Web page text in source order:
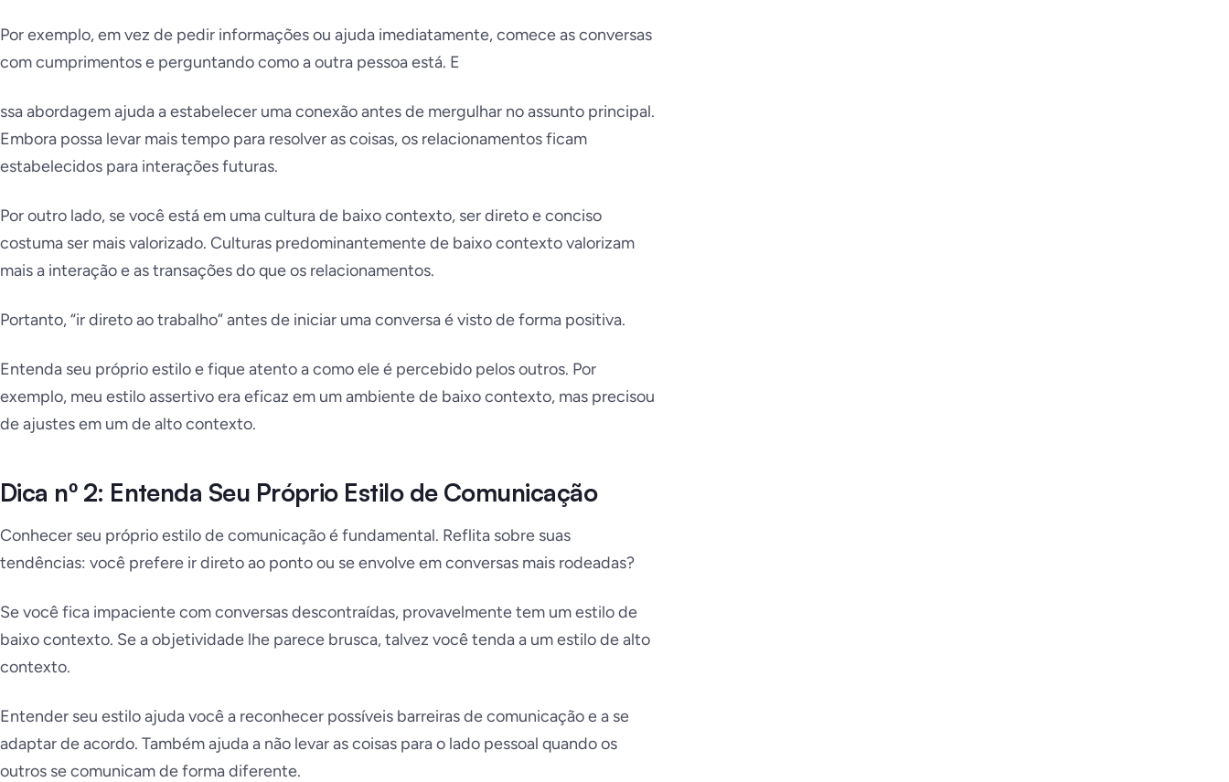
Por exemplo, em vez de pedir informações ou ajuda imediatamente, comece as conversas
com cumprimentos e perguntando como a outra pessoa está. E
ssa abordagem ajuda a estabelecer uma conexão antes de mergulhar no assunto principal.
Embora possa levar mais tempo para resolver as coisas, os relacionamentos ficam
estabelecidos para interações futuras.
Por outro lado, se você está em uma cultura de baixo contexto, ser direto e conciso
costuma ser mais valorizado. Culturas predominantemente de baixo contexto valorizam
mais a interação e as transações do que os relacionamentos.
Portanto, “ir direto ao trabalho” antes de iniciar uma conversa é visto de forma positiva.
Entenda seu próprio estilo e fique atento a como ele é percebido pelos outros. Por
exemplo, meu estilo assertivo era eficaz em um ambiente de baixo contexto, mas precisou
de ajustes em um de alto contexto.
Dica nº 2: Entenda Seu Próprio Estilo de Comunicação
Conhecer seu próprio estilo de comunicação é fundamental. Reflita sobre suas
tendências: você prefere ir direto ao ponto ou se envolve em conversas mais rodeadas?
Se você fica impaciente com conversas descontraídas, provavelmente tem um estilo de
baixo contexto. Se a objetividade lhe parece brusca, talvez você tenda a um estilo de alto
contexto.
Entender seu estilo ajuda você a reconhecer possíveis barreiras de comunicação e a se
adaptar de acordo. Também ajuda a não levar as coisas para o lado pessoal quando os
outros se comunicam de forma diferente.